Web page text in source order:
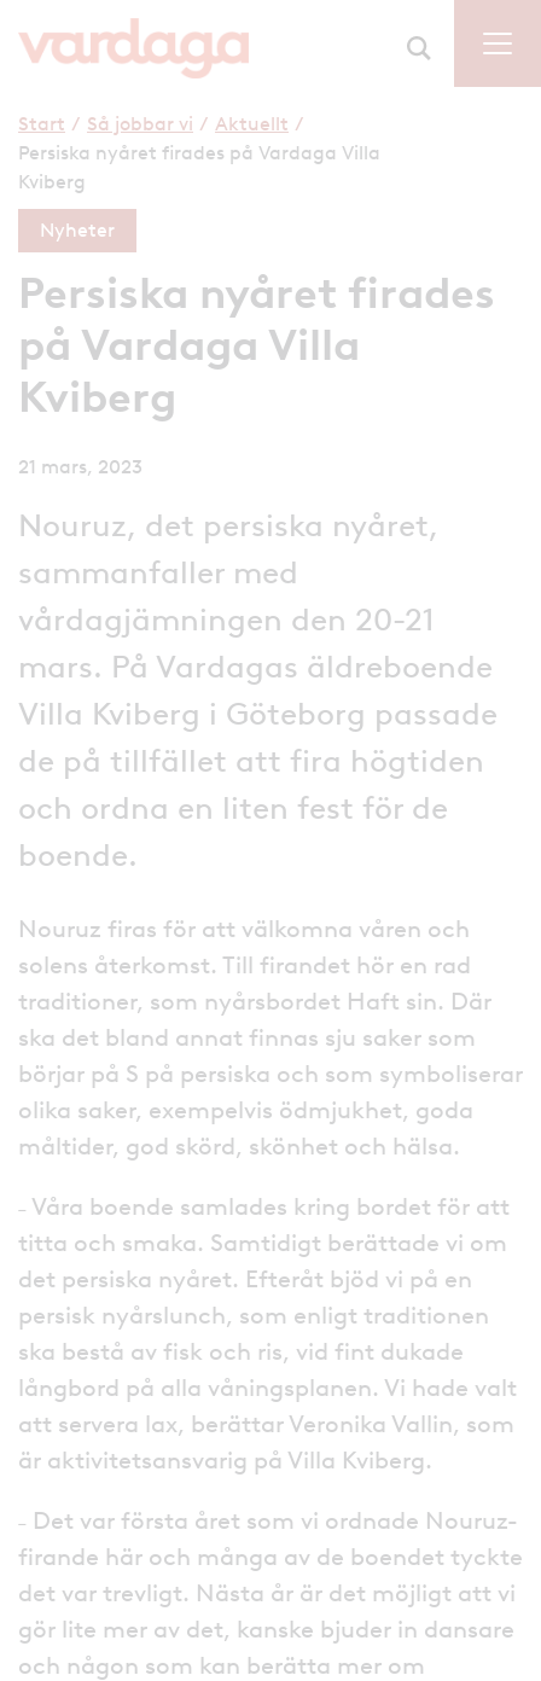
Start / Så jobbar vi / Aktuellt /
Persiska nyåret firades på Vardaga Villa
Kviberg
Nyheter
Persiska nyåret firades
på Vardaga Villa
Kviberg
21 mars, 2023
Nouruz, det persiska nyåret,
sammanfaller med
vårdagjämningen den 20-21
mars. På Vardagas äldreboende
Villa Kviberg i Göteborg passade
de på tillfället att fira högtiden
och ordna en liten fest för de
boende.
Nouruz firas för att välkomna våren och
solens återkomst. Till firandet hör en rad
traditioner, som nyårsbordet Haft sin. Där
ska det bland annat finnas sju saker som
börjar på S på persiska och som symboliserar
olika saker, exempelvis ödmjukhet, goda
måltider, god skörd, skönhet och hälsa.
˗ Våra boende samlades kring bordet för att
titta och smaka. Samtidigt berättade vi om
det persiska nyåret. Efteråt bjöd vi på en
persisk nyårslunch, som enligt traditionen
ska bestå av fisk och ris, vid fint dukade
långbord på alla våningsplanen. Vi hade valt
att servera lax, berättar Veronika Vallin, som
är aktivitetsansvarig på Villa Kviberg.
˗ Det var första året som vi ordnade Nouruz-
firande här och många av de boendet tyckte
det var trevligt. Nästa år är det möjligt att vi
gör lite mer av det, kanske bjuder in dansare
och någon som kan berätta mer om